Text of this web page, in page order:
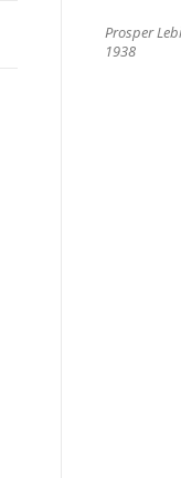
Prosper
1938